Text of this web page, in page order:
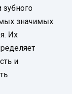
зубного
значимых
Их
и